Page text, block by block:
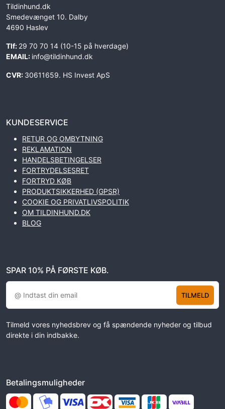
Tildinhund.dk
Smedevænget 10. Dalby
4690 Haslev
Tlf: 29 70 70 14 (10-15 på hverdage)
EMAIL: info@tildinhund.dk
CVR: 30611659. HS Invest ApS
KUNDESERVICE
RETUR OG OMBYTNING
REKLAMATION
HANDELSBETINGELSER
FORTRYDELSESRET
FORTRYD KØB
PRODUKTSIKKERHED (GPSR)
COOKIE OG PRIVATLIVSPOLITIK
OM TILDINHUND.DK
BLOG
SPAR 10% PÅ FØRSTE KØB.
TILMELD
Tilmeld vores nyhedsbrev og få spændende nyheder og tilbud
direkte i din indbakke.
Betalingsmuligheder